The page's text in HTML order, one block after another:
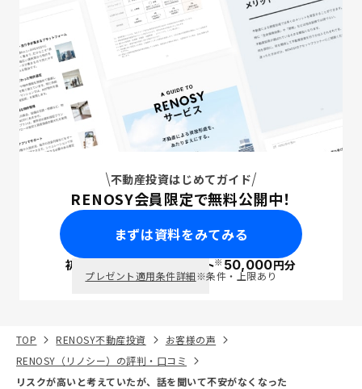
不動産投資はじめてガイド
RENOSY会員限定で無料公開中！
まずは資料をみてみる
初回面談で ポイント※50,000円分
プレゼント適用条件詳細※条件・上限あり
TOP RENOSY不動産投資
お客様の声
RENOSY（リノシー）の評判・口コミ
リスクが高いと考えていたが、話を聞いて不安がなくなった